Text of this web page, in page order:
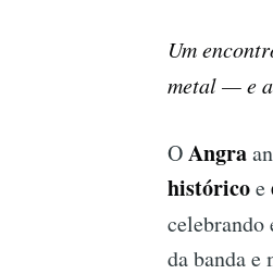
Um
metal — e
OAngra
históricoe
celebrando
da banda